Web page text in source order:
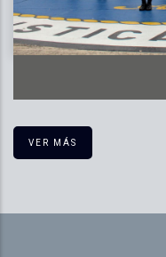
VER MÁS